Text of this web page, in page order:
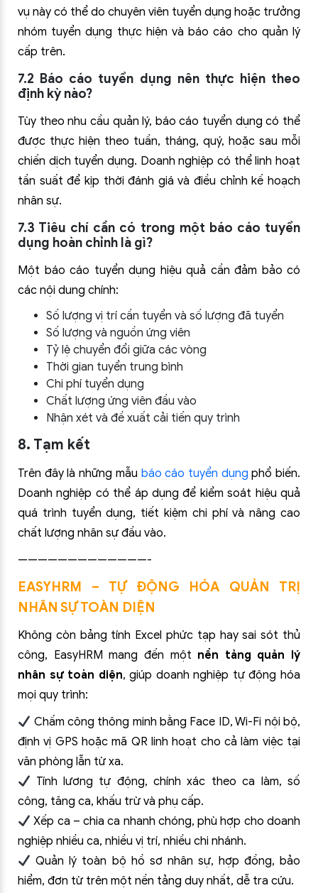
vụ này có thể do chuyên viên tuyển dụng hoặc trưởng
nhóm tuyển dụng thực hiện và báo cáo cho quản lý
cấp trên.
7.2 Báo cáo tuyển dụng nên thực hiện theo
định kỳ nào?
Tùy theo nhu cầu quản lý, báo cáo tuyển dụng có thể
được thực hiện theo tuần, tháng, quý, hoặc sau mỗi
chiến dịch tuyển dụng. Doanh nghiệp có thể linh hoạt
tần suất để kịp thời đánh giá và điều chỉnh kế hoạch
nhân sự.
7.3 Tiêu chí cần có trong một báo cáo tuyển
dụng hoàn chỉnh là gì?
Một báo cáo tuyển dụng hiệu quả cần đảm bảo có
các nội dung chính:
Số lượng vị trí cần tuyển và số lượng đã tuyển
Số lượng và nguồn ứng viên
Tỷ lệ chuyển đổi giữa các vòng
Thời gian tuyển trung bình
Chi phí tuyển dụng
Chất lượng ứng viên đầu vào
Nhận xét và đề xuất cải tiến quy trình
8. Tạm kết
Trên đây là những mẫu báo cáo tuyển dụng phổ biến.
Doanh nghiệp có thể áp dụng để kiểm soát hiệu quả
quá trình tuyển dụng, tiết kiệm chi phí và nâng cao
chất lượng nhân sự đầu vào.
—————————————-
EASYHRM – TỰ ĐỘNG HÓA QUẢN TRỊ
NHÂN SỰ TOÀN DIỆN
Không còn bảng tính Excel phức tạp hay sai sót thủ
công, EasyHRM mang đến một nền tảng quản lý
nhân sự toàn diện, giúp doanh nghiệp tự động hóa
mọi quy trình:
Chấm công thông minh bằng Face ID, Wi-Fi nội bộ,
định vị GPS hoặc mã QR linh hoạt cho cả làm việc tại
văn phòng lẫn từ xa.
Tính lương tự động, chính xác theo ca làm, số
công, tăng ca, khấu trừ và phụ cấp.
Xếp ca – chia ca nhanh chóng, phù hợp cho doanh
nghiệp nhiều ca, nhiều vị trí, nhiều chi nhánh.
Quản lý toàn bộ hồ sơ nhân sự, hợp đồng, bảo
hiểm, đơn từ trên một nền tảng duy nhất, dễ tra cứu.